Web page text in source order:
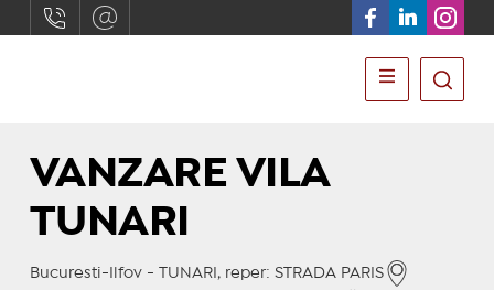
VANZARE VILA
TUNARI
Bucuresti-Ilfov - TUNARI, reper: STRADA PARIS